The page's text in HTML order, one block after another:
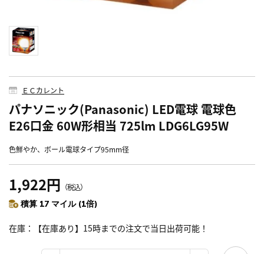
ＥＣカレント
パナソニック(Panasonic) LED電球 電球色
E26口金 60W形相当 725lm LDG6LG95W
色鮮やか、ボール電球タイプ95mm径
1,922円 （税込）
積算 17 マイル (1倍)
在庫 【在庫あり】15時までの注文で当日出荷可能！